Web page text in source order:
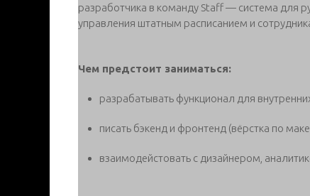
разработчика в команду Staff — система для
управления штатным расписанием и
Чем предстоит заниматься:
разрабатывать функционал для
писать бэкенд и фронтенд (вёрстка по
взаимодейстовать с дизайнером,